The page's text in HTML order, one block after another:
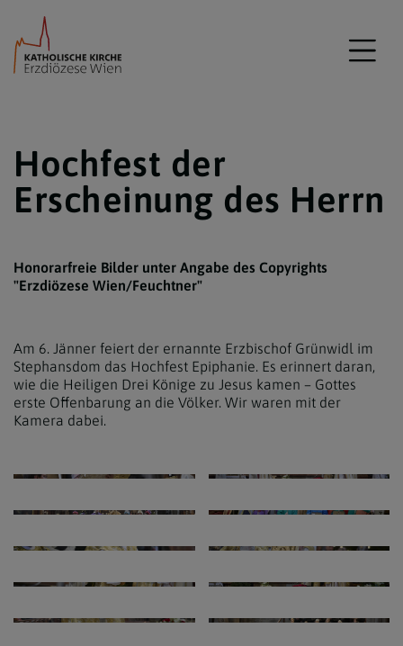
Hochfest der
Erscheinung des Herrn
Honorarfreie Bilder unter Angabe des Copyrights
"Erzdiözese Wien/Feuchtner"
Am 6. Jänner feiert der ernannte Erzbischof Grünwidl im
Stephansdom das Hochfest Epiphanie. Es erinnert daran,
wie die Heiligen Drei Könige zu Jesus kamen – Gottes
erste Offenbarung an die Völker. Wir waren mit der
Kamera dabei.